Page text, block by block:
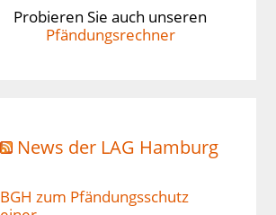
Probieren Sie auch unseren
Pfändungsrechner
News der LAG Hamburg
BGH zum Pfändungsschutz